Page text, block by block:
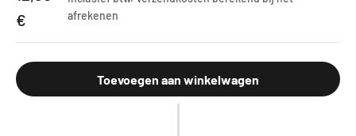
€
afrekenen
Toevoegen aan winkelwagen